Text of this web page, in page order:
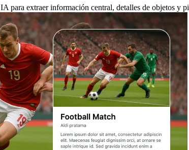
para extraer información central, detalles de objetos y